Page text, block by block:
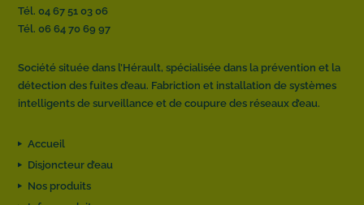
Tél. 04 67 51 03 06
Tél. 06 64 70 69 97
Société située dans l’Hérault, spécialisée dans la prévention et la
détection des fuites d’eau. Fabriction et installation de systèmes
intelligents de surveillance et de coupure des réseaux d’eau.
Accueil
Disjoncteur d’eau
Nos produits